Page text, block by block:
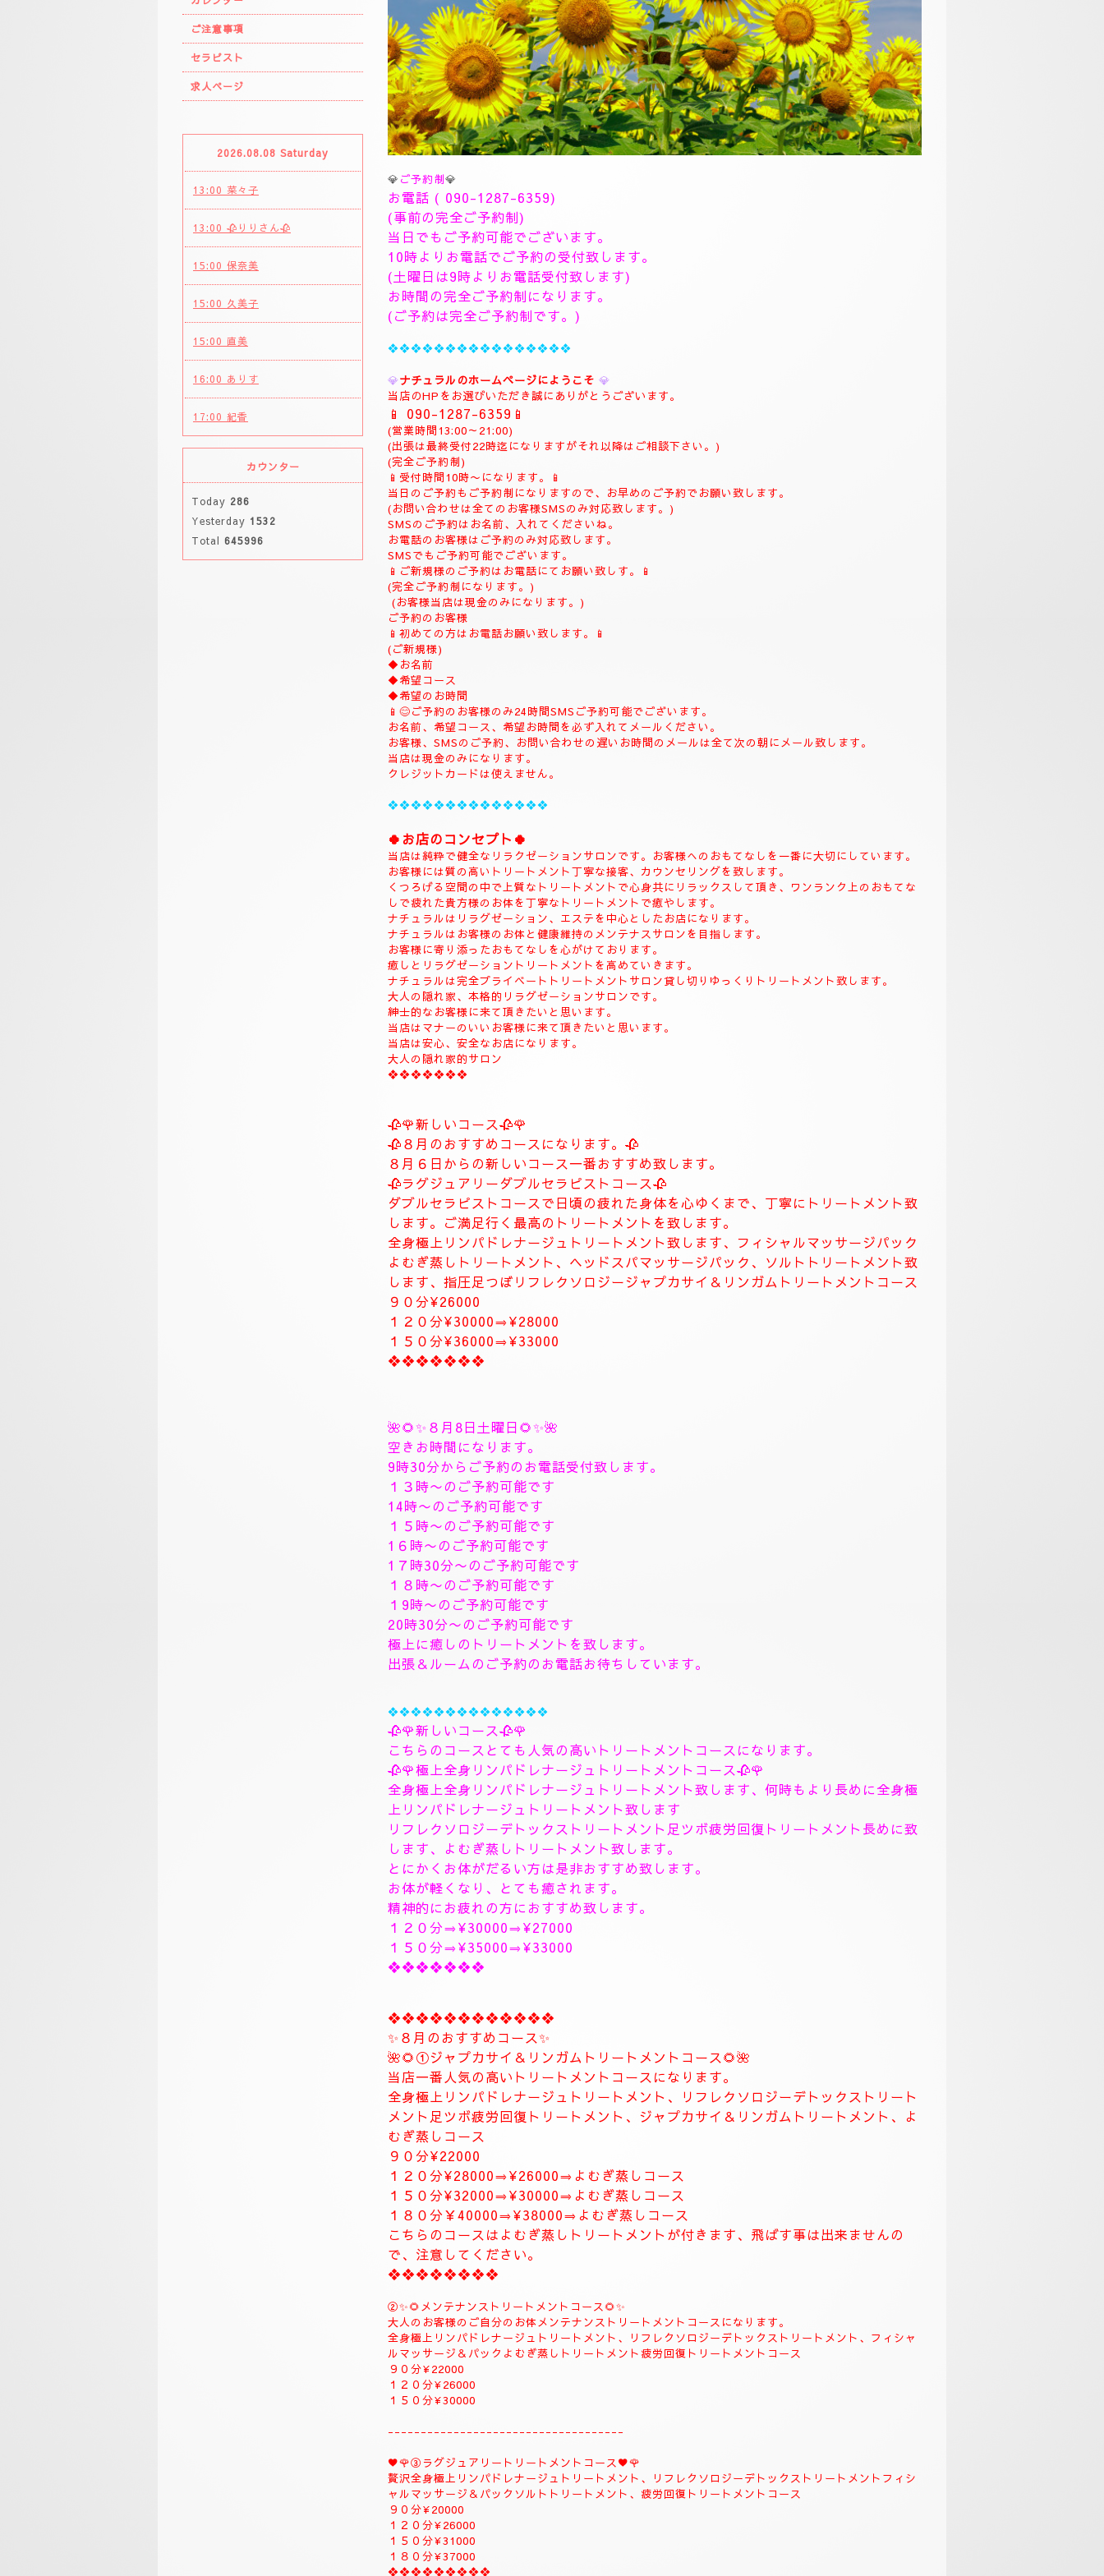
💎ご予約制💎
お電話 (090-1287-6359)
(事前の完全ご予約制)
当日でもご予約可能でございます。
10時よりお電話でご予約の受付致します。
(土曜日は9時よりお電話受付致します)
お時間の完全ご予約制になります。
(ご予約は完全ご予約制です。)
❖❖❖❖❖❖❖❖❖❖❖❖❖❖❖❖
💎ナチュラルのホームページにようこそ 💎
当店のHPをお選びいただき誠にありがとうございます。
📱090-1287-6359 📱
(出張は最終受付22時迄になりますがそれ以降はご相談下さい。)
📱受付時間10時〜になります。📱
当日のご予約もご予約制になりますので、お早めのご予約でお願い致します。
(お問い合わせは全てのお客様SMSのみ対応致します。)
SMSのご予約はお名前、入れてくださいね。
お電話のお客様はご予約のみ対応致します。
SMSでもご予約可能でございます。
📱ご新規様のご予約はお電話にてお願い致しす。📱
(完全ご予約制になります。)
(お客様当店は現金のみになります。)
ご予約のお客様
📱初めての方はお電話お願い致します。📱
(ご新規様)
◆お名前
◆希望コース
◆希望のお時間
📱😊ご予約のお客様のみ24時間SMSご予約可能でございます。
お名前、希望コース、希望お時間を必ず入れてメールください。
クレジットカードは使えません。
❖❖❖❖❖❖❖❖❖❖❖❖❖❖
🍀お店のコンセプト🍀
当店は純粋で健全なリラクゼーションサロンです。お客様へのおもてなしを一番に大切にしています。
お客様には質の高いトリートメント丁寧な接客、カウンセリングを致します。
くつろげる空間の中で上質なトリートメントで心身共にリラックスして頂き、ワンランク上のおもてな
しで疲れた貴方様のお体を丁寧なトリートメントで癒やします。
ナチュラルはリラグゼーション、エステを中心としたお店になります。
ナチュラルはお客様のお体と健康維持のメンテナスサロンを目指します。
お客様に寄り添ったおもてなしを心がけております。
癒しとリラグゼーショントリートメントを高めていきます。
ナチュラルは完全プライベートトリートメントサロン貸し切りゆっくりトリートメント致します。
大人の隠れ家、本格的リラグゼーションサロンです。
紳士的なお客様に来て頂きたいと思います。
❖❖❖❖❖❖❖
🥀🌹新しいコース🥀🌹
🥀８月のおすすめコースになります。🥀
８月６日からの新しいコース一番おすすめ致します。
🥀ラグジュアリーダブルセラピストコース🥀
ダブルセラピストコースで日頃の疲れた身体を心ゆくまで、丁寧にトリートメント致
します。ご満足行く最高のトリートメントを致します。
全身極上リンパドレナージュトリートメント致します、フィシャルマッサージパック
よむぎ蒸しトリートメント、ヘッドスパマッサージパック、ソルトトリートメント致
します、指圧足つぼリフレクソロジージャプカサイ＆リンガムトリートメントコース
９０分¥26000
１２０分¥30000⇒¥28000
❖❖❖❖❖❖❖
🌺🌻✨８月8日土曜日🌻✨🌺
空きお時間になります。
9時30分からご予約のお電話受付致します。
１３時〜のご予約可能です
14時〜のご予約可能です
１５時〜のご予約可能です
1６時〜のご予約可能です
1７時30分〜のご予約可能です
１８時〜のご予約可能です
１9時〜のご予約可能です
20時30分〜のご予約可能です
出張＆ルームのご予約のお電話お待ちしています。
❖❖❖❖❖❖❖❖❖❖❖❖❖❖
🥀🌹新しいコース🥀🌹
こちらのコースとても人気の高いトリートメントコースになります。
🥀🌹極上全身リンパドレナージュトリートメントコース🥀🌹
全身極上全身リンパドレナージュトリートメント致します、何時もより長めに全身極
上リンパドレナージュトリートメント致します
リフレクソロジーデトックストリートメント足ツボ疲労回復トリートメント長めに致
します、よむぎ蒸しトリートメント致します。
とにかくお体がだるい方は是非おすすめ致します。
お体が軽くなり、とても癒されます。
精神的にお疲れの方におすすめ致します。
１２０分⇒¥30000⇒¥27000
１５０分⇒¥35000⇒¥33000
❖❖❖❖❖❖❖
❖❖❖❖❖❖❖❖❖❖❖❖
✨８月のおすすめコース✨
🌺🌻①ジャプカサイ＆リンガムトリートメントコース🌻🌺
当店一番人気の高いトリートメントコースになります。
メント足ツボ疲労回復トリートメント、ジャプカサイ＆リンガムトリートメント、よ
むぎ蒸しコース
９０分¥22000
１２０分¥28000⇒¥26000⇒よむぎ蒸しコース
１５０分¥32000⇒¥30000⇒よむぎ蒸しコース
１８０分￥40000⇒¥38000⇒よむぎ蒸しコース
ご注意事項
セラピスト
求人ページ
2026.08.08 Saturday
13:00 菜々子
13:00 🥀りりさん🥀
15:00 保奈美
15:00 久美子
15:00 直美
16:00 ありす
17:00 紀香
カウンター
Today 286
Yesterday 1532
Total 645996